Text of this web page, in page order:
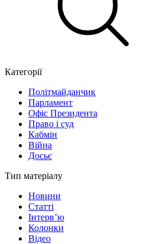
Категорії
Політмайданчик
Парламент
Офіс Президента
Право і суд
Кабмін
Війна
Досьє
Тип матеріалу
Новини
Статті
Інтерв’ю
Колонки
Відео